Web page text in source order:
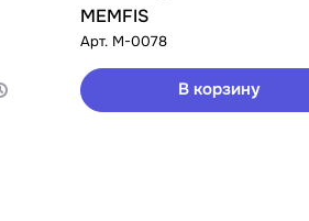
MEMFIS
Арт. M-0078
В корзину